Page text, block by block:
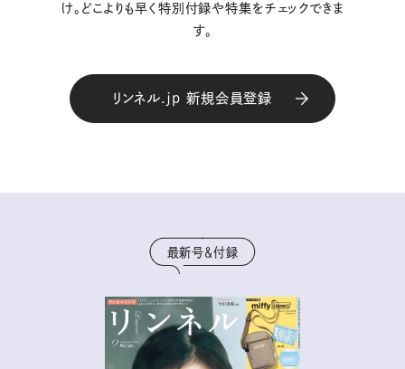
け。どこよりも早く特別付録や特集をチェックできま
す。
リンネル.jp 新規会員登録
最新号＆付録